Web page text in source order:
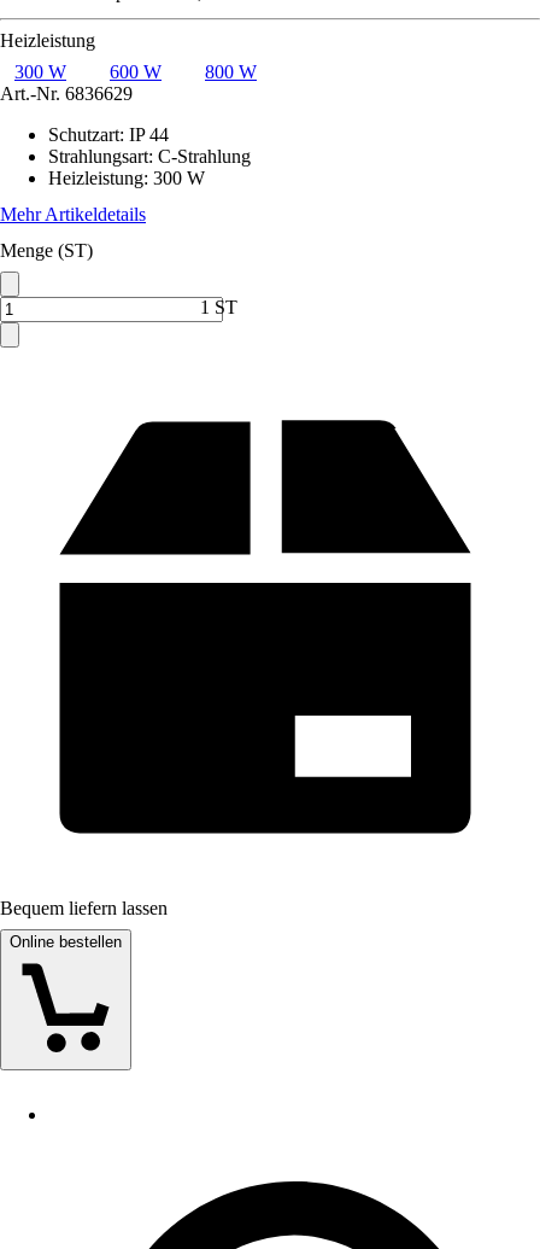
Heizleistung
300 W
600 W
800 W
Art.-Nr. 6836629
Schutzart: IP 44
Strahlungsart: C-Strahlung
Heizleistung: 300 W
Mehr Artikeldetails
Menge (ST)
1 ST
Bequem liefern lassen
Online bestellen